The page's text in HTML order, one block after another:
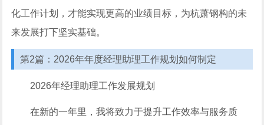
化工作计划，才能实现更高的业绩目标，为杭萧钢构的未
来发展打下坚实基础。
第2篇：2026年年度经理助理工作规划如何制定
2026年经理助理工作发展规划
在新的一年里，我将致力于提升工作效率与服务质